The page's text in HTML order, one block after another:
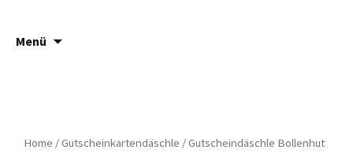
Häsch ä Däsch
Menü
Home /Gutscheinkartendäschle / Gutscheindäschle Bollenhut